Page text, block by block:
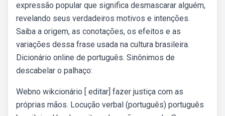
expressão popular que significa desmascarar alguém,
revelando seus verdadeiros motivos e intenções.
Saiba a origem, as conotações, os efeitos e as
variações dessa frase usada na cultura brasileira.
Dicionário online de português. Sinônimos de
descabelar o palhaço:
Webno wikcionário [ editar] fazer justiça com as
próprias mãos. Locução verbal (português) português